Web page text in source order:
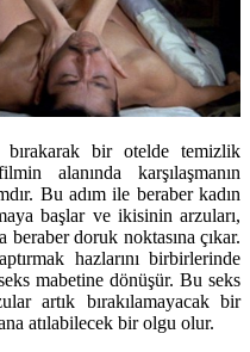
bir otelde temizlik
alanında karşılaşmanın
Bu adım ile beraber kadın
başlar ve ikisinin arzuları,
beraber doruk noktasına çıkar.
hazlarını birbirlerinde
mabetine dönüşür. Bu seks
artık bırakılamayacak bir
atılabilecek bir olgu olur.